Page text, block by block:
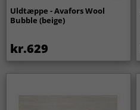
Uldtæppe - Avafors Wool
Bubble (beige)
kr.629